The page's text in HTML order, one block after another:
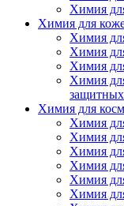
Химия
Химия для
Химия
Химия
Химия
Химия
Химия для
Химия
Химия
Химия
Химия
Химия
Химия